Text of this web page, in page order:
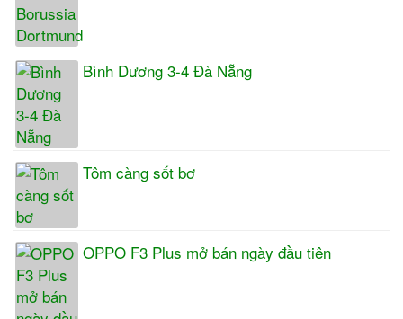
Bình Dương 3-4 Đà Nẵng
Tôm càng sốt bơ
OPPO F3 Plus mở bán ngày đầu tiên